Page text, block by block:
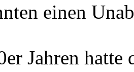
einen
Jahren